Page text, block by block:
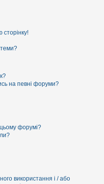
на певні форуми?
форумі?
використання і / або